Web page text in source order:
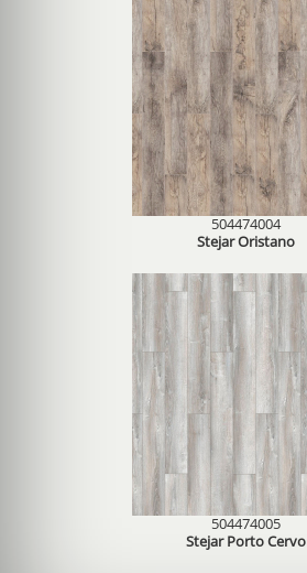
504474004
Stejar Oristano
504474005
Stejar Porto Cervo